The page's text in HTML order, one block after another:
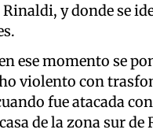
y donde se
ese momento se
violento con
fue atacada
de la zona sur de